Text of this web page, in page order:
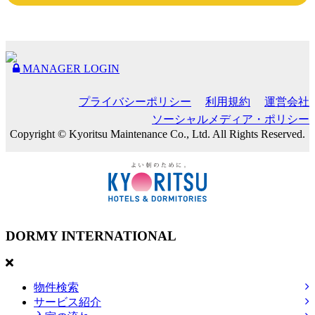
MANAGER LOGIN
プライバシーポリシー 利用規約
運営会社
ソーシャルメディア・ポリシー
Copyright © Kyoritsu Maintenance Co., Ltd. All Rights Reserved.
DORMY INTERNATIONAL
物件検索
サービス紹介